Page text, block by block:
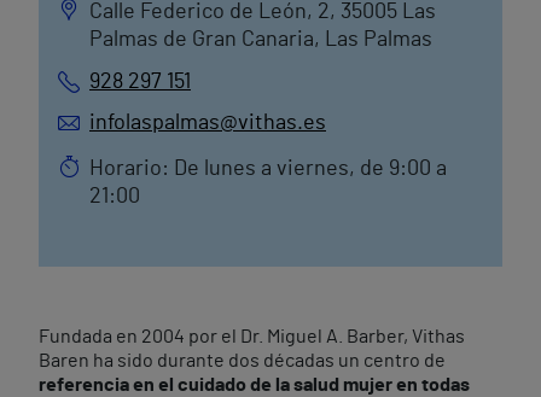
Calle Federico de León, 2, 35005 Las
Palmas de Gran Canaria, Las Palmas
928 297 151
infolaspalmas@vithas.es
Horario: De lunes a viernes, de 9:00 a
21:00
Fundada en 2004 por el Dr. Miguel A. Barber, Vithas
Baren ha sido durante dos décadas un centro de
referencia en el cuidado de la salud mujer en todas